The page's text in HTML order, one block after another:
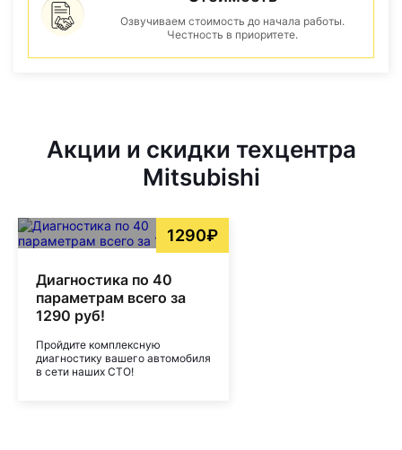
Озвучиваем стоимость до начала работы.
Честность в приоритете.
Акции и скидки техцентра
Mitsubishi
1290₽
Диагностика по 40
параметрам всего за
1290 руб!
Пройдите комплексную
диагностику вашего автомобиля
в сети наших СТО!